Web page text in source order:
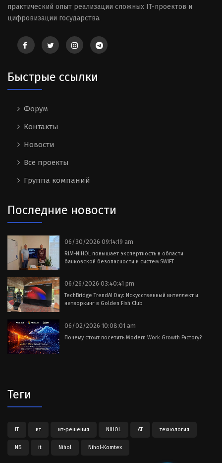
практический опыт реализации сложных IT-проектов и
цифровизации государства.
Быстрые ссылки
Форум
Контакты
Новости
Все проекты
Группа компаний
Последние новости
06/30/2026 09:14:19 am
RIM-NIHOL повышает экспертность в области
банковской безопасности и систем SWIFT
06/26/2026 03:40:41 pm
TechBridge TrendAI Day: Искусственный интеллект и
нетворкинг в Golden Fish Club
06/02/2026 10:08:01 am
Почему стоит посетить Modern Work Growth Factory?
Теги
IT ит ит-решения NIHOL АТ технология
ИБ it Nihol Nihol-Komtex